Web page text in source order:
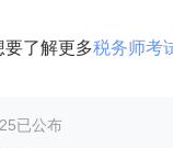
了解更多税务师考
已公布